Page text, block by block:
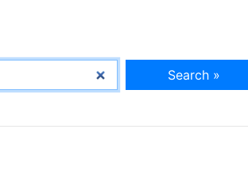
Search »